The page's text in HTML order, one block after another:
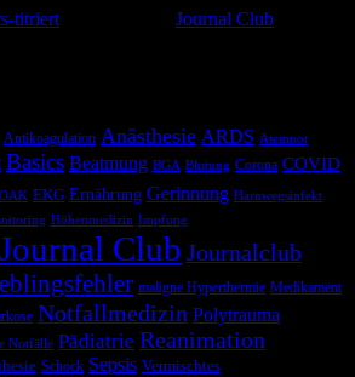
titriert
Journal Club
Antikoagulation Anästhesie ARDS Atemnot
Basics Beatmung BGA Blutung Corona COVID
EKG Ernährung Gerinnung Harnwegsinfekt
Höhenmedizin Impfung
Journal Club Journalclub
maligne Hyperthermie Medikament
Notfallmedizin Polytrauma
Notfälle Pädiatrie Reanimation
Schock Sepsis Vermischtes